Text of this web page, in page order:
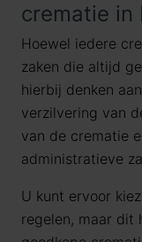
crematie in
Hoewel iedere
zaken die altijd
hierbij denken
verzilvering van
van de crematie
administratieve
U kunt ervoor
regelen, maar dit